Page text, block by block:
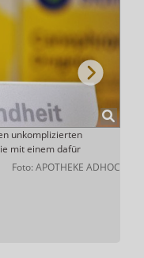
unkomplizierten
mit einem dafür
Foto: APOTHEKE ADHOC